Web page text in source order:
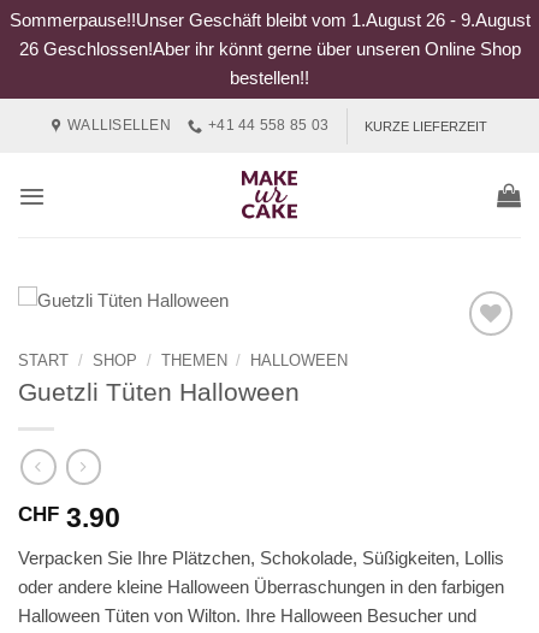
Sommerpause!!Unser Geschäft bleibt vom 1.August 26 - 9.August
26 Geschlossen!Aber ihr könnt gerne über unseren Online Shop
bestellen!!
WALLISELLEN +41 44 558 85 03 KURZE LIEFERZEIT
START / SHOP / THEMEN / HALLOWEEN
Guetzli Tüten Halloween
CHF 3.90
Verpacken Sie Ihre Plätzchen, Schokolade, Süßigkeiten, Lollis
oder andere kleine Halloween Überraschungen in den farbigen
Halloween Tüten von Wilton. Ihre Halloween Besucher und